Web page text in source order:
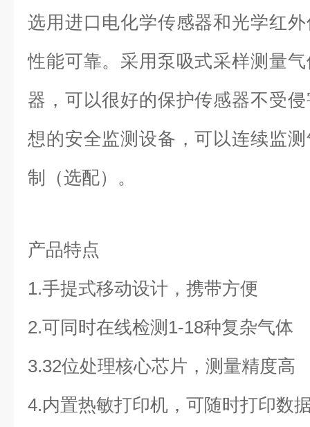
选用进口电化学传感器和光学红
性能可靠。采用泵吸式采样测量
器，可以很好的保护传感器不受
想的安全监测设备，可以连续监
制（选配）。
产品特点
1.手提式移动设计，携带方便
2.可同时在线检测1-18种复杂气体
3.32位处理核心芯片，测量精度高
4.内置热敏打印机，可随时打印数